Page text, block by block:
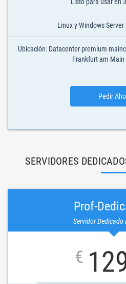
Linux y Windows
Ubicación: Datacenter premium
Frankfurt am
Pedir
SERVIDORES
Prof-
Servidor Dedicado
€